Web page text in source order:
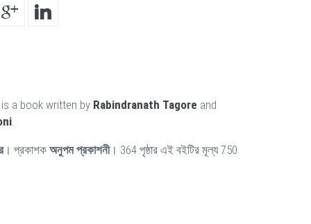
a book written by Rabindranath Tagore and
.
। প্রকাশক অনুপম প্রকাশনী। 364 পৃষ্ঠার এই বইটির মূল্য 750